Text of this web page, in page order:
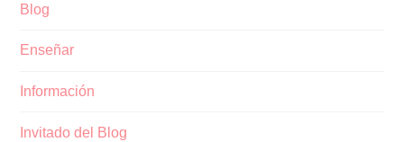
Blog
Enseñar
Información
Invitado del Blog